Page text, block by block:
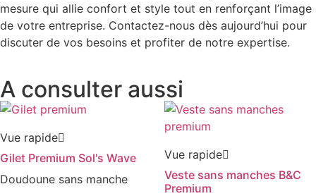
mesure qui allie confort et style tout en renforçant l’image
de votre entreprise. Contactez-nous dès aujourd’hui pour
discuter de vos besoins et profiter de notre expertise.
A consulter aussi
Vue rapide
Gilet Premium Sol's Wave
Doudoune sans manche
Vue rapide
Veste sans manches B&C
Premium